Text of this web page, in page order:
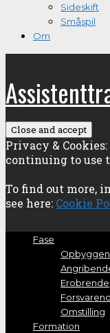
Sideskift
Småspil
Om
Privacy &
continuing to use
To find out more,
see here: Cookie
Fase
Erobrende
Omstilling
Formation